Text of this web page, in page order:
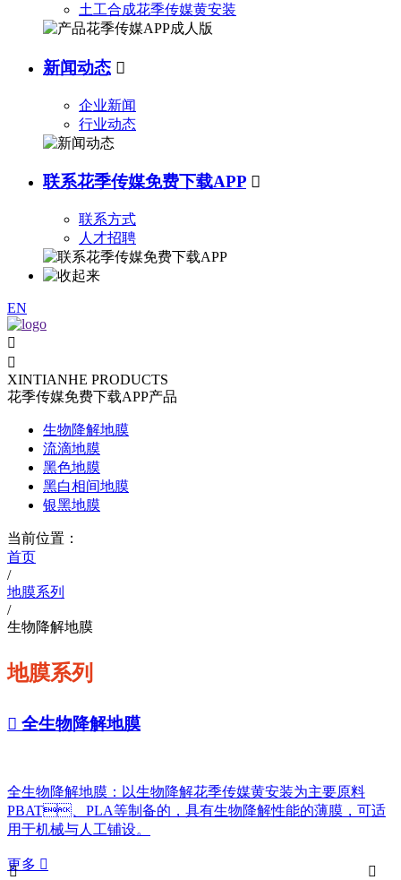
土工合成花季传媒黄安装
新闻动态 
企业新闻
行业动态
联系花季传媒免费下载APP 
联系方式
人才招聘
EN


XINTIANHE PRODUCTS
花季传媒免费下载APP产品
生物降解地膜
流滴地膜
黑色地膜
黑白相间地膜
银黑地膜
当前位置：
首页
/
地膜系列
/
生物降解地膜
地膜系列
 全生物降解地膜
全生物降解地膜：以生物降解花季传媒黄安装为主要原料
PBAT、PLA等制备的，具有生物降解性能的薄膜，可适
用于机械与人工铺设。
更多 
 